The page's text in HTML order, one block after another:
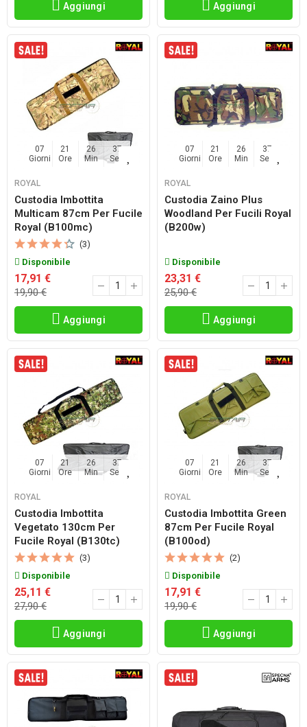
Aggiungi Aggiungi
07
Giorni
21
Ore
26
Min
36
Sec
ROYAL
Custodia Imbottita
Multicam 87cm Per Fucile
Royal (b100mc)
(3)
Disponibile
17,91 €
19,90 €
Aggiungi
07
Giorni
21
Ore
26
Min
36
Sec
ROYAL
Custodia Zaino Plus
Woodland Per Fucili Royal
(b200w)
Disponibile
23,31 €
25,90 €
Aggiungi
07
Giorni
21
Ore
26
Min
36
Sec
ROYAL
Custodia Imbottita
Vegetato 130cm Per
Fucile Royal (b130tc)
(3)
Disponibile
25,11 €
27,90 €
Aggiungi
07
Giorni
21
Ore
26
Min
36
Sec
ROYAL
Custodia Imbottita Green
87cm Per Fucile Royal
(b100od)
(2)
Disponibile
17,91 €
19,90 €
Aggiungi